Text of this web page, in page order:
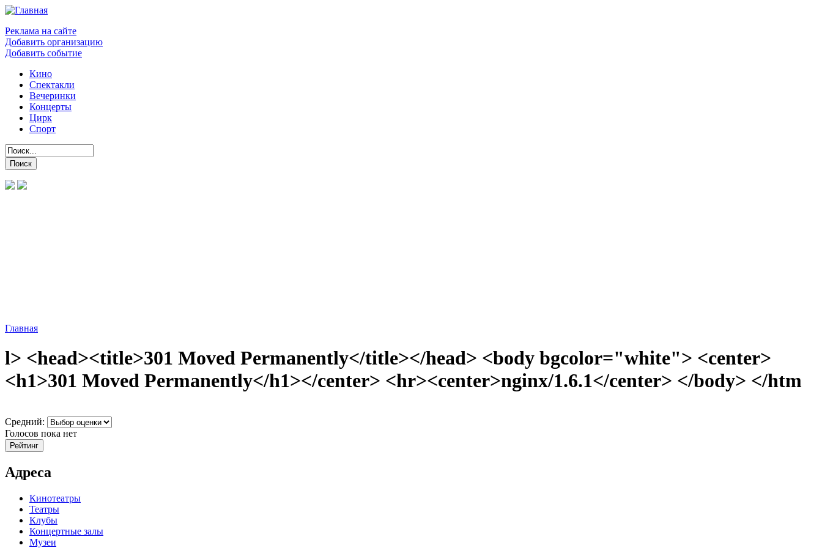
Реклама на сайте
Добавить организацию
Добавить событие
Кино
Спектакли
Вечеринки
Концерты
Цирк
Спорт
Главная
l> <head><title>301 Moved Permanently</title></head> <body bgcolor="white"> <center>
<h1>301 Moved Permanently</h1></center> <hr><center>nginx/1.6.1</center> </body> </htm
Средний:
Голосов пока нет
Адреса
Кинотеатры
Театры
Клубы
Концертные залы
Музеи